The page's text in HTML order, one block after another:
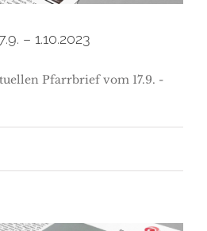
– 1.10.2023
Pfarrbrief vom 17.9. -